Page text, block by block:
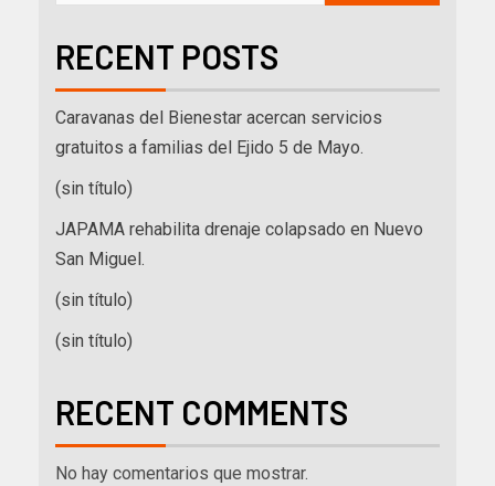
RECENT POSTS
Caravanas del Bienestar acercan servicios
gratuitos a familias del Ejido 5 de Mayo.
(sin título)
JAPAMA rehabilita drenaje colapsado en Nuevo
San Miguel.
(sin título)
(sin título)
RECENT COMMENTS
No hay comentarios que mostrar.